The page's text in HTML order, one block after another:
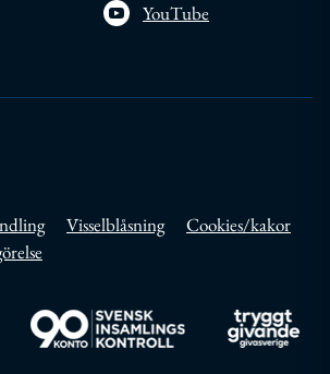
YouTube
Visselblåsning
Cookies/kakor
Till https://www.insamlingskontroll.se/
Till https://